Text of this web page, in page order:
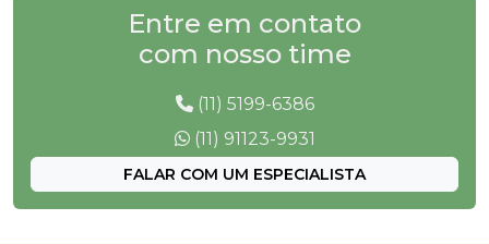
Camisetas Operacionais
Jalecos Operacionais
Entre em contato
com nosso time
(11) 5199-6386
(11) 91123-9931
FALAR COM UM ESPECIALISTA